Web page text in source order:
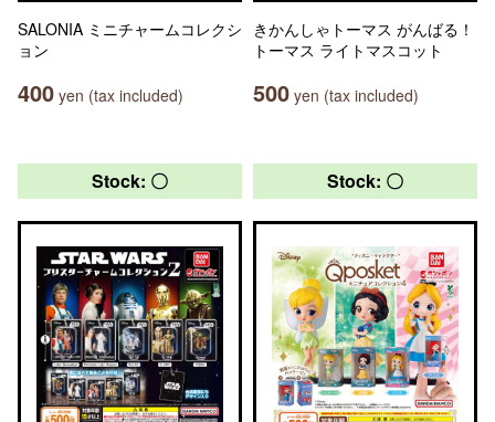
SALONIA ミニチャームコレクシ
ョン
400 yen (tax included)
きかんしゃトーマス がんばる！
トーマス ライトマスコット
500 yen (tax included)
Stock: 〇 Stock: 〇